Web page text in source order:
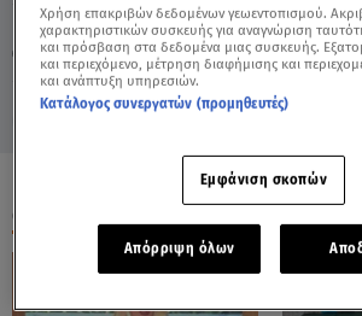
Κυριακή 9 Αυγούστου 2026
27.11.23, 12:03 ΖΩΔΙΑ
ΟΛΑ ΤΑ ΒΙΝΤΕΟ
Χρήση επακριβών δεδομένων γεωεντοπισμού.
χαρακτηριστικών συσκευής για αναγνώριση
και πρόσβαση στα δεδομένα μιας συσκευής.
και περιεχόμενο, μέτρηση διαφήμισης και
και ανάπτυξη υπηρεσιών.
Κατάλογος συνεργατών (προμηθευτές)
Εμφάνιση σκοπών
Απόρριψη όλων